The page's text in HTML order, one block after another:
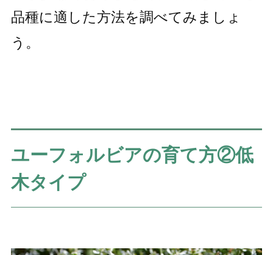
品種に適した方法を調べてみましょ
う。
ユーフォルビアの育て方②低
木タイプ